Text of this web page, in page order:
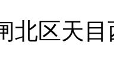
北区天